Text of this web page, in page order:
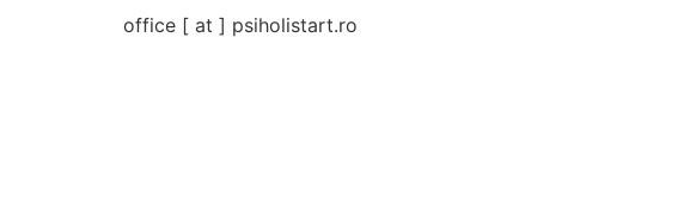
office [ at ] psiholistart.ro